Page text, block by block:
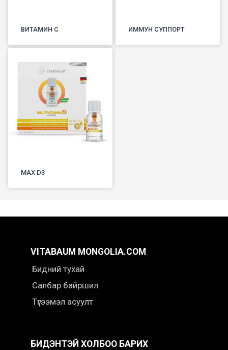
ВИТАМИН С ИММУН СУППОРТ
MAX D3
VITABAUM MONGOLIA.COM
Бидний тухай
Салбар байршил
Түгээмэл асуулт
БИДЭНТЭЙ ХОЛБОО БАРИХ